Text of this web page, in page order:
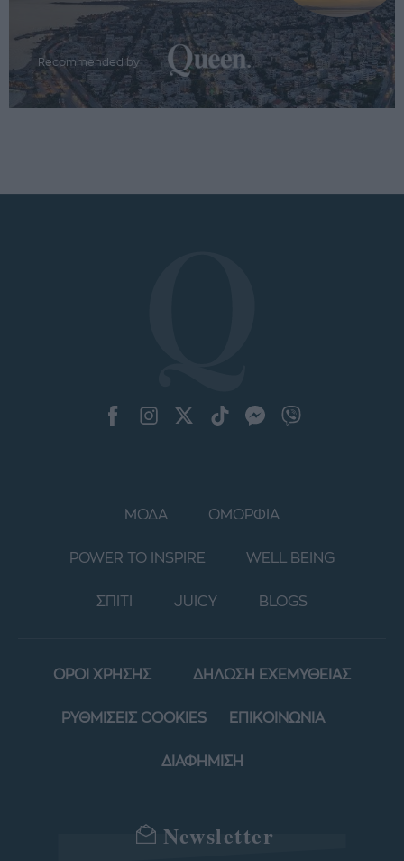
Recommended by
ΜΟΔΑ ΟΜΟΡΦΙΑ
POWER TO INSPIRE WELL BEING
ΣΠΙΤΙ JUICY BLOGS
ΟΡΟΙ ΧΡΗΣΗΣ ΔΗΛΩΣΗ ΕΧΕΜΥΘΕΙΑΣ
ΡΥΘΜΙΣΕΙΣ COOKIES ΕΠΙΚΟΙΝΩΝΙΑ
ΔΙΑΦΗΜΙΣΗ
Newsletter